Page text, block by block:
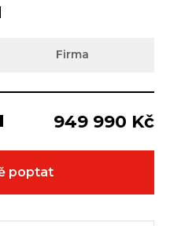
Firma
949 990 Kč
poptat